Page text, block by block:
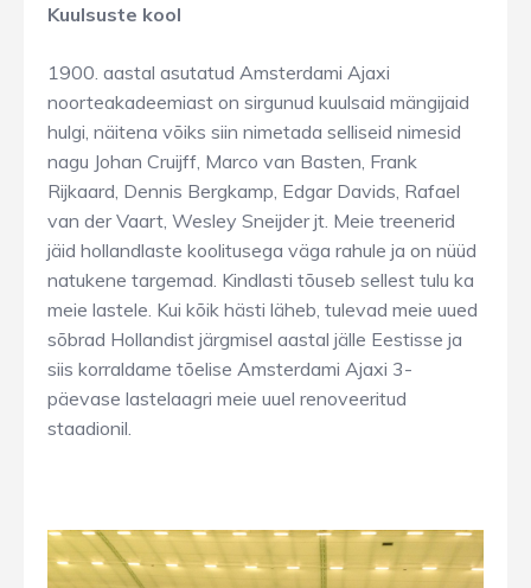
Kuulsuste kool
1900. aastal asutatud Amsterdami Ajaxi
noorteakadeemiast on sirgunud kuulsaid mängijaid
hulgi, näitena võiks siin nimetada selliseid nimesid
nagu Johan Cruijff, Marco van Basten, Frank
Rijkaard, Dennis Bergkamp, Edgar Davids, Rafael
van der Vaart, Wesley Sneijder jt. Meie treenerid
jäid hollandlaste koolitusega väga rahule ja on nüüd
natukene targemad. Kindlasti tõuseb sellest tulu ka
meie lastele. Kui kõik hästi läheb, tulevad meie uued
sõbrad Hollandist järgmisel aastal jälle Eestisse ja
siis korraldame tõelise Amsterdami Ajaxi 3-
päevase lastelaagri meie uuel renoveeritud
staadionil.